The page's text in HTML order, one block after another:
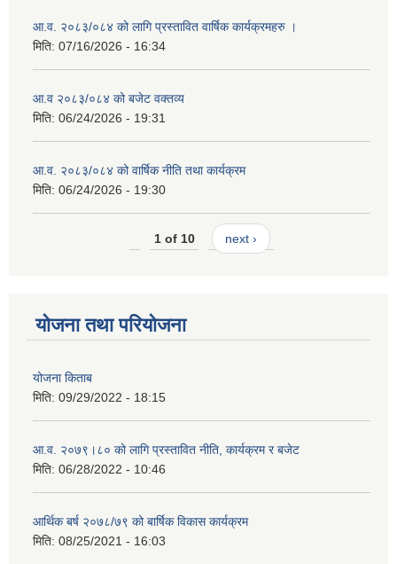
आ.व. २०८३/०८४ को लागि प्रस्तावित वार्षिक कार्यक्रमहरु ।
मिति: 07/16/2026 - 16:34
आ.व २०८३/०८४ को बजेट वक्तव्य
मिति: 06/24/2026 - 19:31
आ.व. २०८३/०८४ को वार्षिक नीति तथा कार्यक्रम
मिति: 06/24/2026 - 19:30
1 of 10 next ›
योजना तथा परियोजना
योजना किताब
मिति: 09/29/2022 - 18:15
आ.व. २०७९।८० को लागि प्रस्तावित नीति, कार्यक्रम र बजेट
मिति: 06/28/2022 - 10:46
आर्थिक बर्ष २०७८/७९ को बार्षिक विकास कार्यक्रम
मिति: 08/25/2021 - 16:03